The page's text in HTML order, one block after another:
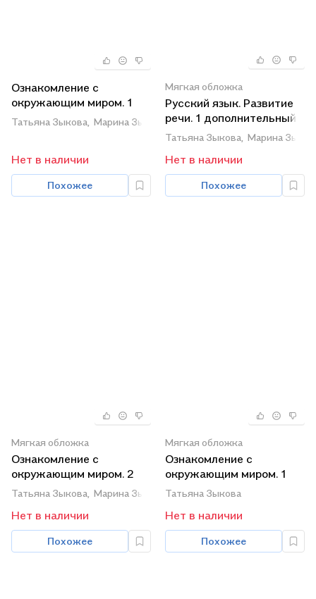
Ознакомление с
окружающим миром. 1
дополнительный класс.
Учебник (для глухих и
обучающихся)
Татьяна Зыкова, Марина Зыкова
Нет в наличии
Похожее
Мягкая обложка
Русский язык. Развитие
речи. 1 дополнительный
класс. Учебник (для
лухих и слабослышащих
обучающихся) (ФГОС
ОВЗ)
Татьяна Зыкова, Марина
Нет в наличии
Похожее
Мягкая обложка
Ознакомление с
окружающим миром. 2
класс. Учебник (для
глухих и слабослышащих
обучающихся)
Татьяна Зыкова, Марина Зыкова
Нет в наличии
Похожее
Мягкая обложка
Ознакомление с
окружающим миром. 1
класс. Учебник для
организаций,
реализующих
адаптированные
Татьяна Зыкова
Нет в наличии
Похожее